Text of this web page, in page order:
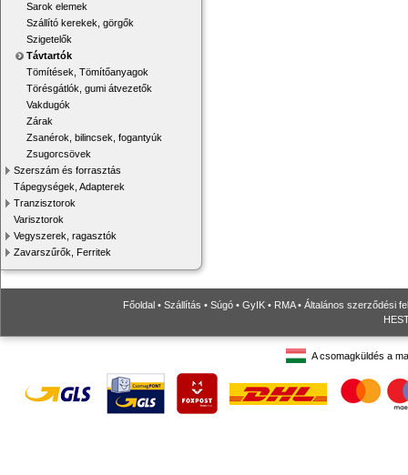
Sarok elemek
Szállító kerekek, görgők
Szigetelők
Távtartók
Tömítések, Tömítőanyagok
Törésgátlók, gumi átvezetők
Vakdugók
Zárak
Zsanérok, bilincsek, fogantyúk
Zsugorcsövek
Szerszám és forrasztás
Tápegységek, Adapterek
Tranzisztorok
Varisztorok
Vegyszerek, ragasztók
Zavarszűrők, Ferritek
Főoldal • Szállítás • Súgó • GyIK • RMA• Általános szerződési
A csomagküldés a